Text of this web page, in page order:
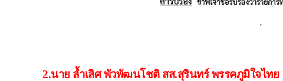
2.นาย ล้ำเลิศ พัวพัฒนโชติ สส.สุรินทร์ พรรคภูมิใจไทย